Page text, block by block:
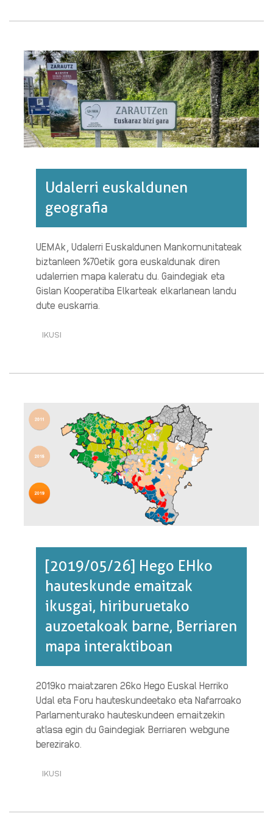
HERRI
BI·RI
BURUZ
Udalerri euskaldunen
geografia
UEMAk, Udalerri Euskaldunen Mankomunitateak
biztanleen %70etik gora euskaldunak diren
udalerrien mapa kaleratu du. Gaindegiak eta
Gislan Kooperatiba Elkarteak elkarlanean landu
dute euskarria.
IKUSI
BURUZ
[2019/05/26] Hego EHko
hauteskunde emaitzak
ikusgai, hiriburuetako
auzoetakoak barne, Berriaren
mapa interaktiboan
2019ko maiatzaren 26ko Hego Euskal Herriko
Udal eta Foru hauteskundeetako eta Nafarroako
Parlamenturako hauteskundeen emaitzekin
atlasa egin du Gaindegiak Berriaren webgune
berezirako.
IKUSI
HAUTESKUNDE